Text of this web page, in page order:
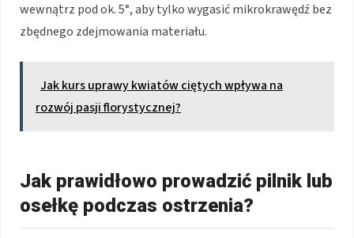
wewnątrz pod ok. 5°, aby tylko wygasić mikrokrawędź bez
zbędnego zdejmowania materiału.
Jak kurs uprawy kwiatów ciętych wpływa na
rozwój pasji florystycznej?
Jak prawidłowo prowadzić pilnik lub
osełkę podczas ostrzenia?